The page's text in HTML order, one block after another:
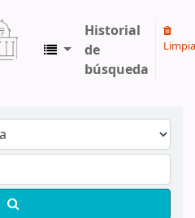
Historial
de
búsqueda